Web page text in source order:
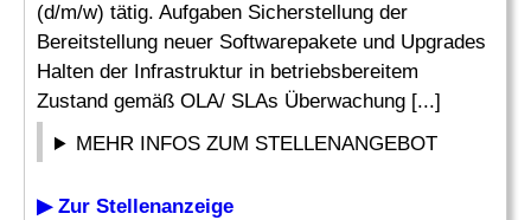
(d/m/w) tätig. Aufgaben Sicherstellung der
Bereitstellung neuer Softwarepakete und Upgrades
Halten der Infrastruktur in betriebsbereitem
Zustand gemäß OLA/ SLAs Überwachung [...]
MEHR INFOS ZUM STELLENANGEBOT
▶ Zur Stellenanzeige